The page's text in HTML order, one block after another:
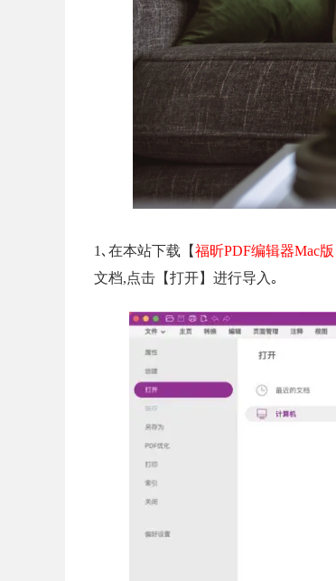
1､在本站下载【福昕PDF编辑器Mac版
文档,点击【打开】进行导入｡